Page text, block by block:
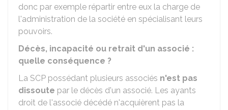
donc par exemple répartir entre eux la charge de
l'administration de la société en spécialisant leurs
pouvoirs.
Décès, incapacité ou retrait d'un associé :
quelle conséquence ?
La SCP possédant plusieurs associés n'est pas
dissoute par le décès d'un associé. Les ayants
droit de l'associé décédé n'acquièrent pas la